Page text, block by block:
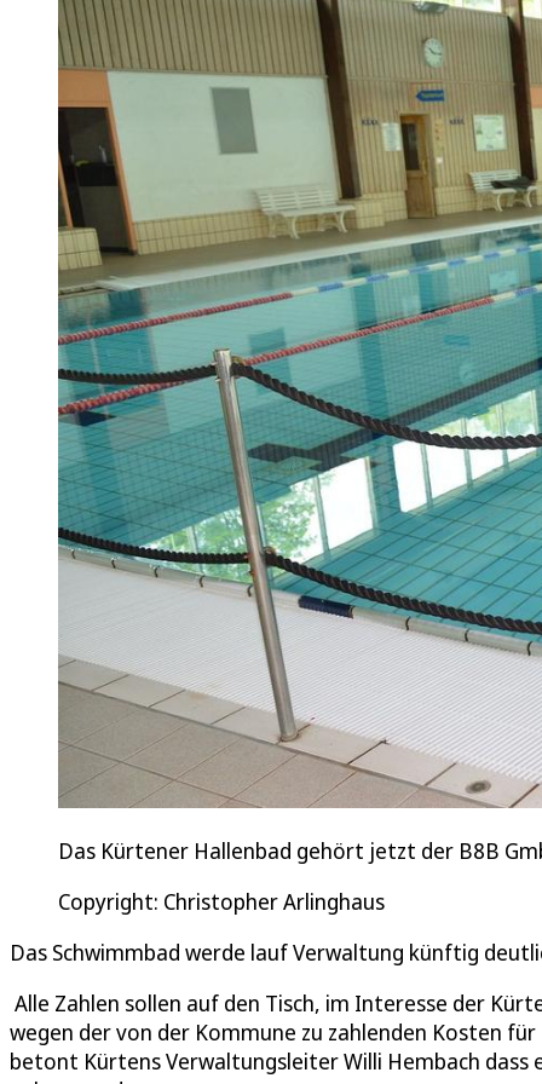
Das Kürtener Hallenbad gehört jetzt der B8B
Copyright: Christopher Arlinghaus
Das Schwimmbad werde lauf Verwaltung künftig
Alle Zahlen sollen auf den Tisch, im Interesse der
wegen der von der Kommune zu zahlenden Kosten
betont Kürtens Verwaltungsleiter Willi Hembach